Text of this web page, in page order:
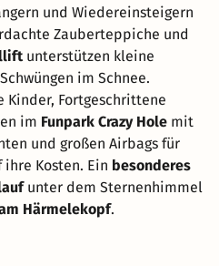
und Wiedereinsteigern
Zauberteppiche und
unterstützen kleine
im Schnee.
Fortgeschrittene
im Funpark Crazy Hole mit
und großen Airbags für
Kosten. Ein besonderes
unter dem Sternenhimmel
Härmelekopf.